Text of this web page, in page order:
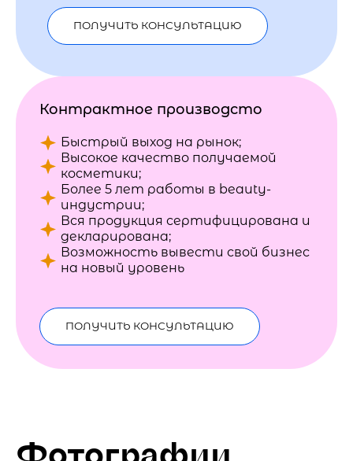
ПОЛУЧИТЬ КОНСУЛЬТАЦИЮ
Контрактное производсто
Быстрый выход на рынок;
Высокое качество получаемой
косметики;
Более 5 лет работы в beauty-
индустрии;
Вся продукция сертифицирована и
декларирована;
Возможность вывести свой бизнес
на новый уровень
ПОЛУЧИТЬ КОНСУЛЬТАЦИЮ
Фотографии